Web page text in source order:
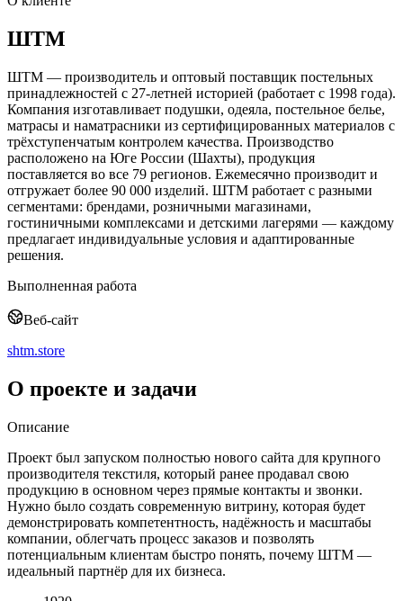
ШТМ
ШТМ — производитель и оптовый поставщик постельных
принадлежностей с 27-летней историей (работает с 1998 года).
Компания изготавливает подушки, одеяла, постельное белье,
матрасы и наматрасники из сертифицированных материалов с
трёхступенчатым контролем качества. Производство
расположено на Юге России (Шахты), продукция
поставляется во все 79 регионов. Ежемесячно производит и
отгружает более 90 000 изделий. ШТМ работает с разными
сегментами: брендами, розничными магазинами,
гостиничными комплексами и детскими лагерями — каждому
предлагает индивидуальные условия и адаптированные
решения.
Выполненная работа
Веб-сайт
shtm.store
О проекте и задачи
Описание
Проект был запуском полностью нового сайта для крупного
производителя текстиля, который ранее продавал свою
продукцию в основном через прямые контакты и звонки.
Нужно было создать современную витрину, которая будет
демонстрировать компетентность, надёжность и масштабы
компании, облегчать процесс заказов и позволять
потенциальным клиентам быстро понять, почему ШТМ —
идеальный партнёр для их бизнеса.